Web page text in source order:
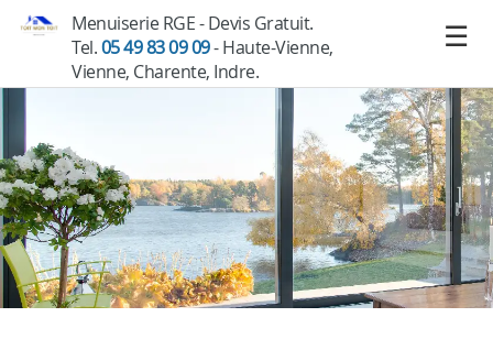
Menuiserie RGE - Devis Gratuit.
Tel.05 49 83 09 09- Haute-Vienne,
Vienne, Charente, Indre.